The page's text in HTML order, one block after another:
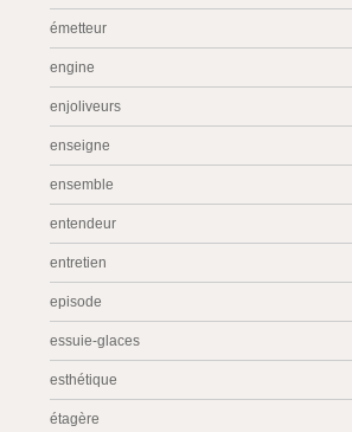
émetteur
engine
enjoliveurs
enseigne
ensemble
entendeur
entretien
episode
essuie-glaces
esthétique
étagère